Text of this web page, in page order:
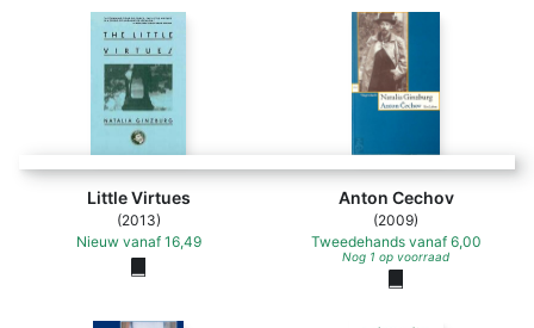
Little Virtues
(2013)
Nieuw vanaf 16,49
Anton Cechov
(2009)
Tweedehands vanaf 6,00
Nog 1 op voorraad